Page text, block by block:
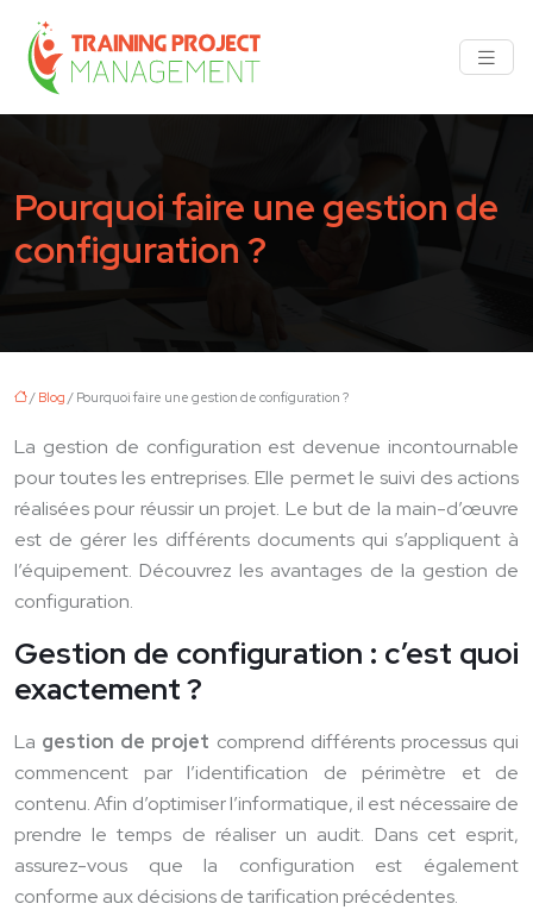
Pourquoi faire une gestion de
configuration ?
/ Blog / Pourquoi faire une gestion de configuration ?
La gestion de configuration est devenue incontournable
pour toutes les entreprises. Elle permet le suivi des actions
réalisées pour réussir un projet. Le but de la main-d’œuvre
est de gérer les différents documents qui s’appliquent à
l’équipement. Découvrez les avantages de la gestion de
configuration.
Gestion de configuration : c’est quoi
exactement ?
La gestion de projet comprend différents processus qui
commencent par l’identification de périmètre et de
contenu. Afin d’optimiser l’informatique, il est nécessaire de
prendre le temps de réaliser un audit. Dans cet esprit,
assurez-vous que la configuration est également
conforme aux décisions de tarification précédentes.